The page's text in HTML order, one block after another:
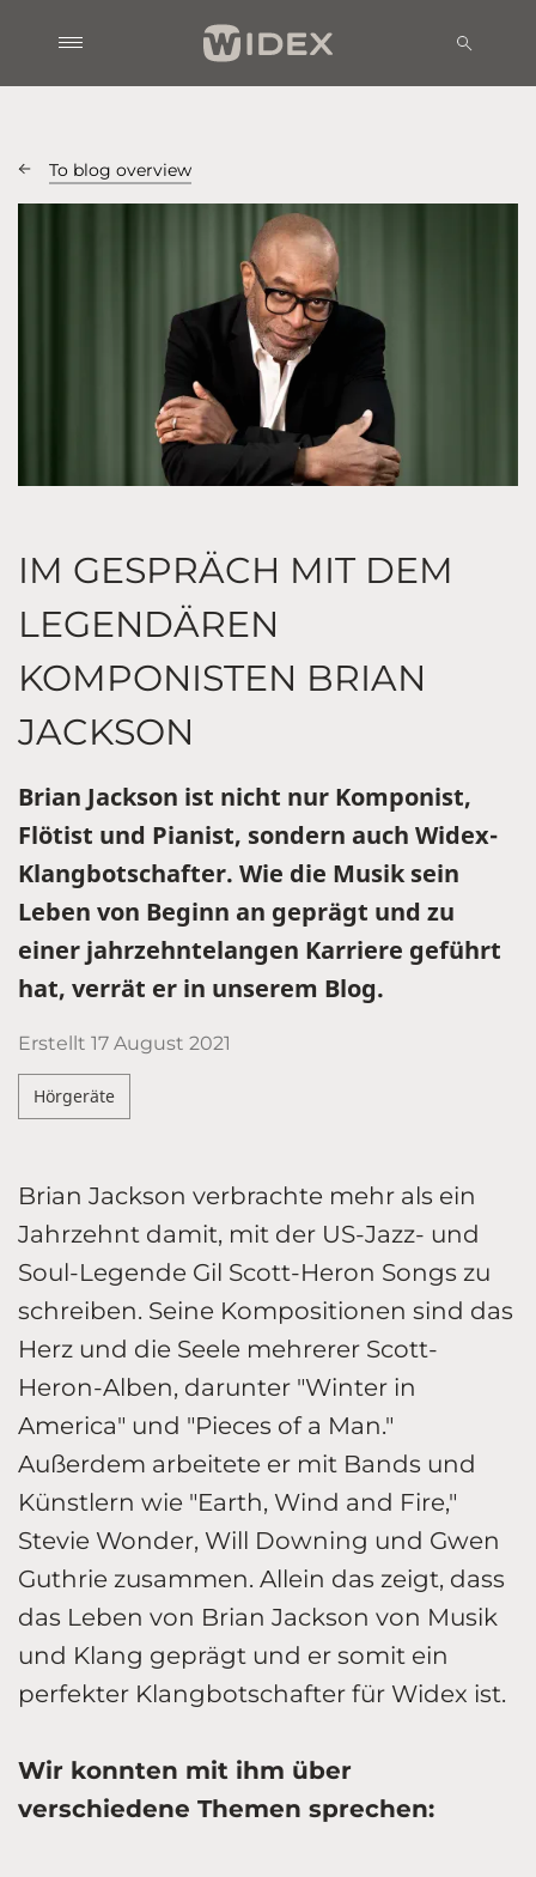
To blog overview
IM GESPRÄCH MIT DEM
LEGENDÄREN
KOMPONISTEN BRIAN
JACKSON
Brian Jackson ist nicht nur Komponist,
Flötist und Pianist, sondern auch Widex-
Klangbotschafter. Wie die Musik sein
Leben von Beginn an geprägt und zu
einer jahrzehntelangen Karriere geführt
hat, verrät er in unserem Blog.
Erstellt 17 August 2021
Hörgeräte
Brian Jackson verbrachte mehr als ein
Jahrzehnt damit, mit der US-Jazz- und
Soul-Legende Gil Scott-Heron Songs zu
schreiben. Seine Kompositionen sind das
Herz und die Seele mehrerer Scott-
Heron-Alben, darunter "Winter in
America" und "Pieces of a Man."
Außerdem arbeitete er mit Bands und
Künstlern wie "Earth, Wind and Fire,"
Stevie Wonder, Will Downing und Gwen
Guthrie zusammen. Allein das zeigt, dass
das Leben von Brian Jackson von Musik
und Klang geprägt und er somit ein
perfekter Klangbotschafter für Widex ist.
Wir konnten mit ihm über
verschiedene Themen sprechen: